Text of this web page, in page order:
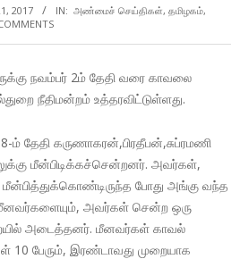
2017 IN: அண்மைச் செய்திகள், தமிழகம்,
நவம்பர் 2ம் தேதி வரை காவலை
நீதிமன்றம் உத்தரவிட்டுள்ளது.
ம் தேதி கருணாகரன்,பிரதீபன்,சுப்ரமணி
மீன்பிடிக்கச்சென்றனர். அவர்கள்,
மீன்பித்துக்கொண்டிருந்த போது அங்கு வந்த
அவர்கள் சென்ற ஒரு
அடைத்தனர். மீனவர்கள் காவல்
10 பேரும், இரண்டாவது முறையாக